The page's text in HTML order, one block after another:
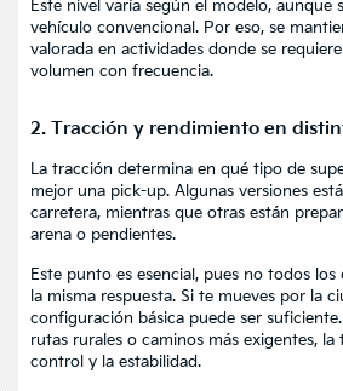
Este nivel varía según el modelo, aunque
vehículo convencional. Por eso, se
valorada en actividades donde se
volumen con frecuencia.
2. Tracción y rendimiento en
La tracción determina en qué tipo de
mejor una pick-up. Algunas versiones
carretera, mientras que otras están
arena o pendientes.
Este punto es esencial, pues no todos
la misma respuesta. Si te mueves por la
configuración básica puede ser
rutas rurales o caminos más exigentes, la
control y la estabilidad.